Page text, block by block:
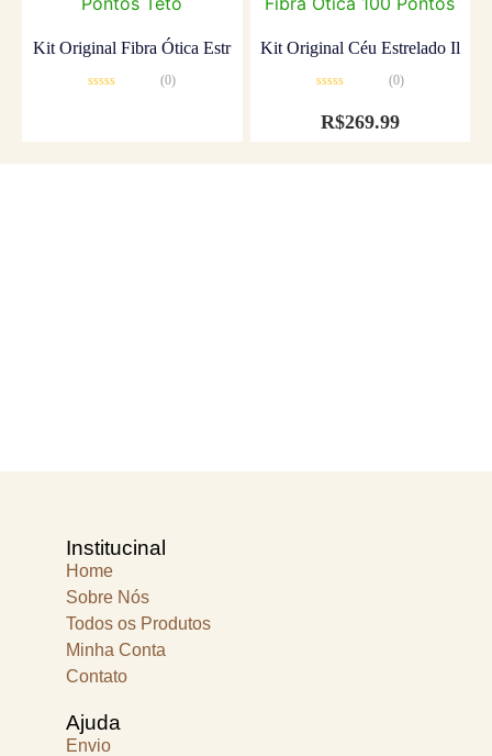
Kit Original Fibra Ótica Estr
(0)
Kit Original Céu Estrelado Il
0
de
(0)
R$269.99
Institucinal
Home
Sobre Nós
Todos os Produtos
Minha Conta
Contato
Ajuda
Envio